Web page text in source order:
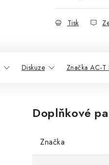
Tisk
Diskuze Značka AC-T
Doplňkové
Značka